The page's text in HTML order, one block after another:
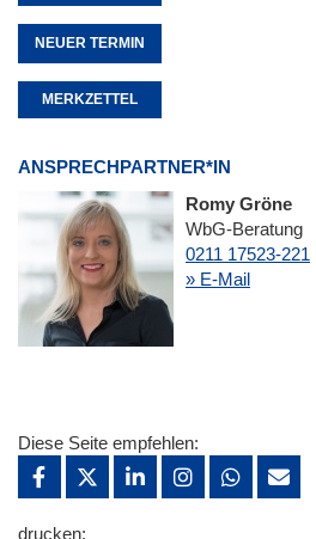
NEUER TERMIN
MERKZETTEL
ANSPRECHPARTNER*IN
Romy Gröne
WbG-Beratung
0211 17523-221
» E-Mail
Diese Seite empfehlen:
drucken: